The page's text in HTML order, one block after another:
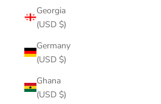
Georgia
(USD $)
Germany
(USD $)
Ghana
(USD $)